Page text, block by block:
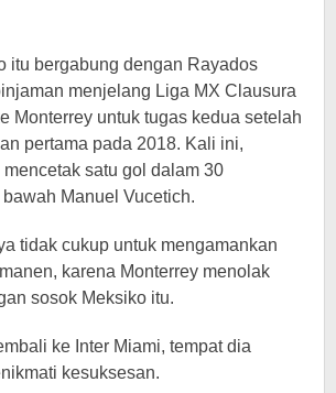
itu bergabung dengan Rayados
menjelang Liga MX Clausura
Monterrey untuk tugas kedua setelah
pertama pada 2018. Kali ini,
satu gol dalam 30
Manuel Vucetich.
tidak cukup untuk mengamankan
karena Monterrey menolak
sosok Meksiko itu.
ke Inter Miami, tempat dia
kesuksesan.